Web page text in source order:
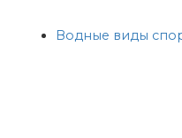
Водные виды